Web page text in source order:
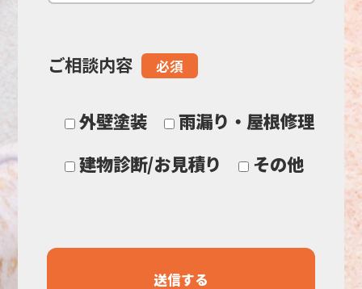
ま
ご相談内容 必須
外壁塗装
雨漏り・屋根修理
建物診断/お見積り
その他